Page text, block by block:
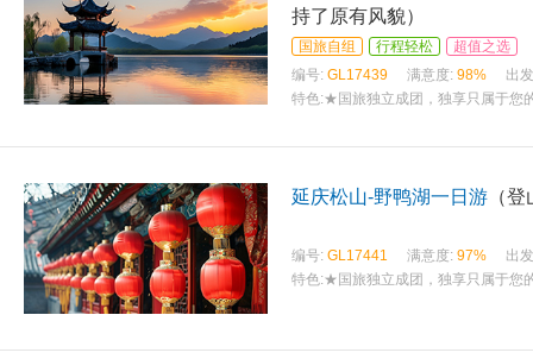
持了原有风貌）
国旅自组 行程轻松
超值之选
编号: GL17439 满意度: 98%
出
特色:★国旅独立成团，独享只属于您
延庆松山-野鸭湖一日游 （
编号: GL17441 满意度: 97%
出
特色:★国旅独立成团，独享只属于您